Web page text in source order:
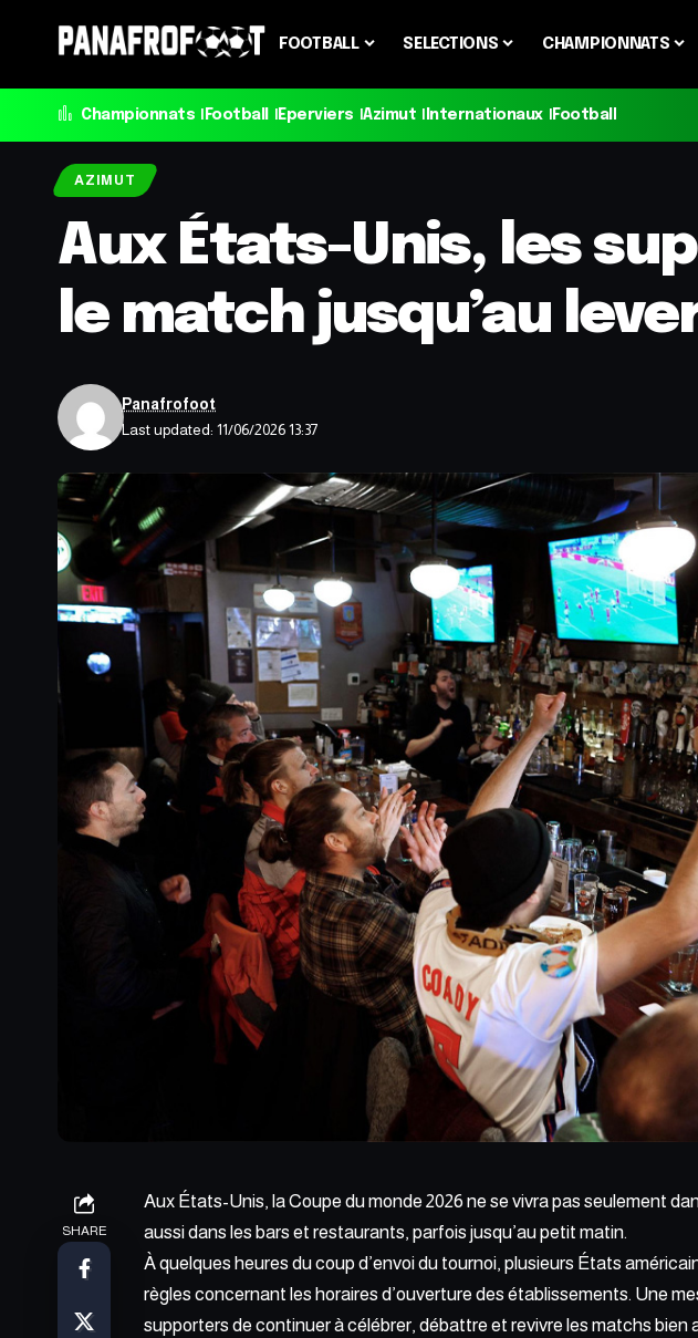
FOOTBALL SELECTIONS CHAMPIONNATS
Championnats Football Eperviers Azimut Internationaux Football
AZIMUT
Aux États-Unis, les
le match jusqu’au
Last updated: 11/06/2026 13:37
Panafrofoot
SHARE
Aux États-Unis, la Coupe du monde 2026 ne se vivra pas seulement
aussi dans les bars et restaurants, parfois jusqu’au petit matin.
À quelques heures du coup d’envoi du tournoi, plusieurs États
règles concernant les horaires d’ouverture des établissements. Une
supporters de continuer à célébrer, débattre et revivre les matchs bien